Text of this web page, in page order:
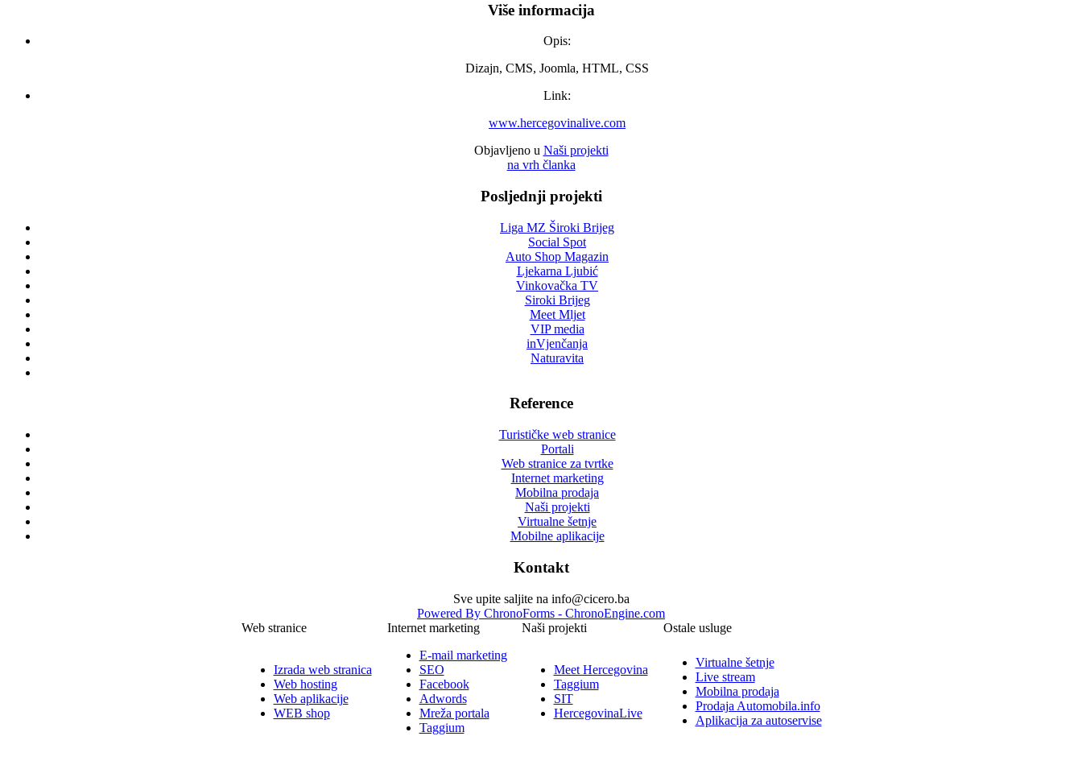
Više informacija
Opis:
Dizajn, CMS, Joomla, HTML, CSS
Link:
www.hercegovinalive.com
Objavljeno u Naši projekti
na vrh članka
Posljednji projekti
Liga MZ Široki Brijeg
Social Spot
Auto Shop Magazin
Ljekarna Ljubić
Vinkovačka TV
Siroki Brijeg
Meet Mljet
VIP media
inVjenčanja
Naturavita
Reference
Turističke web stranice
Portali
Web stranice za tvrtke
Internet marketing
Mobilna prodaja
Naši projekti
Virtualne šetnje
Mobilne aplikacije
Kontakt
Sve upite saljite na info@cicero.ba
Powered By ChronoForms - ChronoEngine.com
Web stranice
Internet marketing Naši projekti Ostale usluge
Izrada web stranica
Web hosting
Web aplikacije
WEB shop
E-mail marketing
SEO
Facebook
Adwords
Mreža portala
Taggium
Meet Hercegovina
Taggium
SIT
HercegovinaLive
Virtualne šetnje
Live stream
Mobilna prodaja
Prodaja Automobila.info
Aplikacija za autoservise